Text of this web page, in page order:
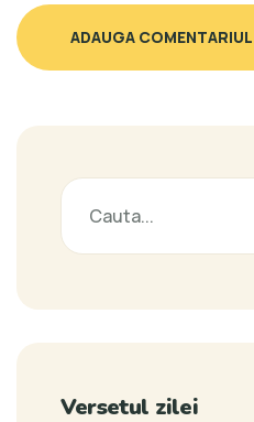
ADAUGA COMENTARIUL
Versetul zilei